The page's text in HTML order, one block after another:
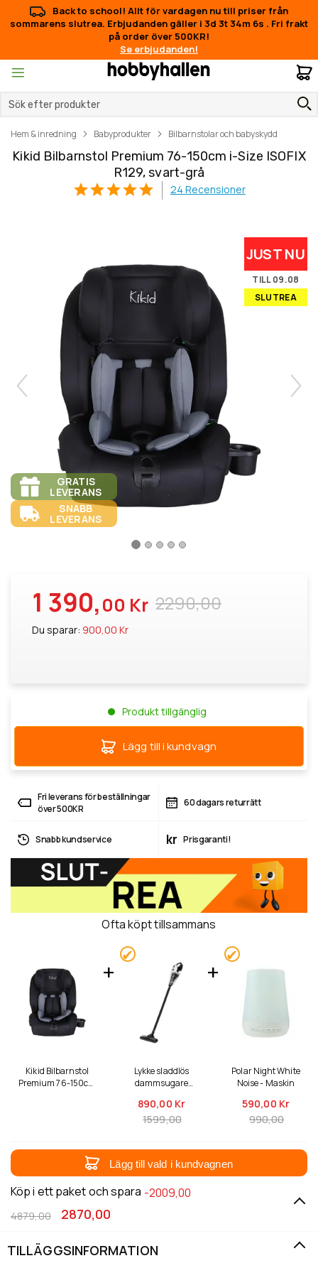
Back to school! Allt för vardagen nu till priser från
sommarens slutrea. Erbjudanden gäller i 3d 3t 34m 5s . Fri frakt
på order över 500KR!
Se erbjudanden!
Hem & inredning Babyprodukter Bilbarnstolar och babyskydd
Kikid Bilbarnstol Premium 76-150cm i-Size ISOFIX
R129, svart-grå
24 Recensioner
bildgalleriet
bildgalleriet
JUST NU
TILL 09.08
SLUTREA
GRATIS
LEVERANS
SNABB
LEVERANS
2290,00
1 390,00 Kr
Du sparar: 900,00 Kr
Produkt tillgänglig
Lägg till i kundvagn
Fri leverans för beställningar
över 500KR
60 dagars returrätt
Snabb kundservice kr Prisgaranti!
Ofta köpt tillsammans
Kikid Bilbarnstol
Premium 76-150cm
Lykke sladdlös
dammsugare
890,00 Kr
1599,00
Polar Night White
Noise - Maskin
590,00 Kr
990,00
Lägg till vald i kundvagnen
Köp i ett paket och spara -2009,00
2870,00
4879,00
TILLÄGGSINFORMATION